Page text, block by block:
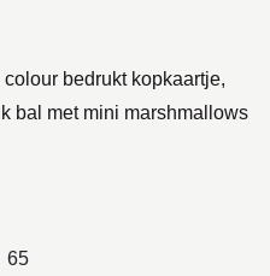
bedrukt kopkaartje,
bal met mini marshmallows
65